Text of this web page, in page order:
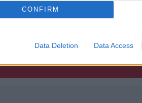
CONFIRM
Data Deletion Data Access
i tuoi video e le tue foto
+39 345 356 7512